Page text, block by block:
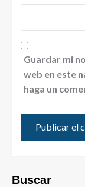
Guardar mi
web en este
haga un
Buscar